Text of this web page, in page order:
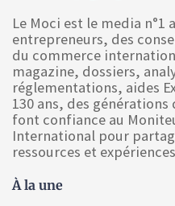
Le Moci est le media n°1
entrepreneurs, des
du commerce
magazine, dossiers,
réglementations, aides
130 ans, des
font confiance au
International pour
ressources et
À la une